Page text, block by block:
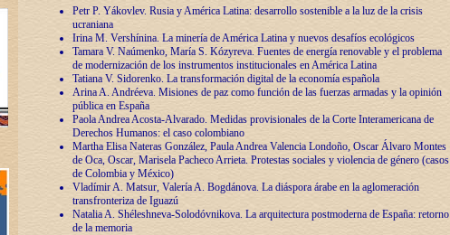
Petr P. Yákovlev. Rusia y América Latina: desarrollo sostenible a la luz de la crisis
ucraniana
Irina M. Vershínina. La minería de América Latina y nuevos desafíos ecológicos
Tamara V. Naúmenko, María S. Kózyreva. Fuentes de energía renovable y el problema
de modernización de los instrumentos institucionales en América Latina
Tatiana V. Sidorenko. La transformación digital de la economía española
Arina A. Andréeva. Misiones de paz como función de las fuerzas armadas y la opinión
pública en España
Paola Andrea Acosta-Alvarado. Medidas provisionales de la Corte Interamericana de
Derechos Humanos: el caso colombiano
Martha Elisa Nateras González, Paula Andrea Valencia Londoño, Oscar Álvaro Montes
de Oca, Oscar, Marisela Pacheco Arrieta. Protestas sociales y violencia de género (casos
de Colombia y México)
Vladímir A. Matsur, Valería A. Bogdánova. La diáspora árabe en la aglomeración
transfronteriza de Iguazú
Natalia A. Shéleshneva-Solodóvnikova. La arquitectura postmoderna de España: retorno
de la memoria